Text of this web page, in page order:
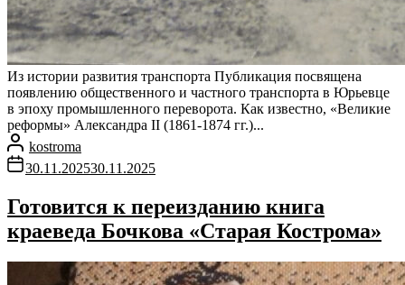
Из истории развития транспорта Публикация посвящена
появлению общественного и частного транспорта в Юрьевце
в эпоху промышленного переворота. Как известно, «Великие
реформы» Александра II (1861-1874 гг.)...
kostroma
30.11.202530.11.2025
Готовится к переизданию книга
краеведа Бочкова «Старая Кострома»